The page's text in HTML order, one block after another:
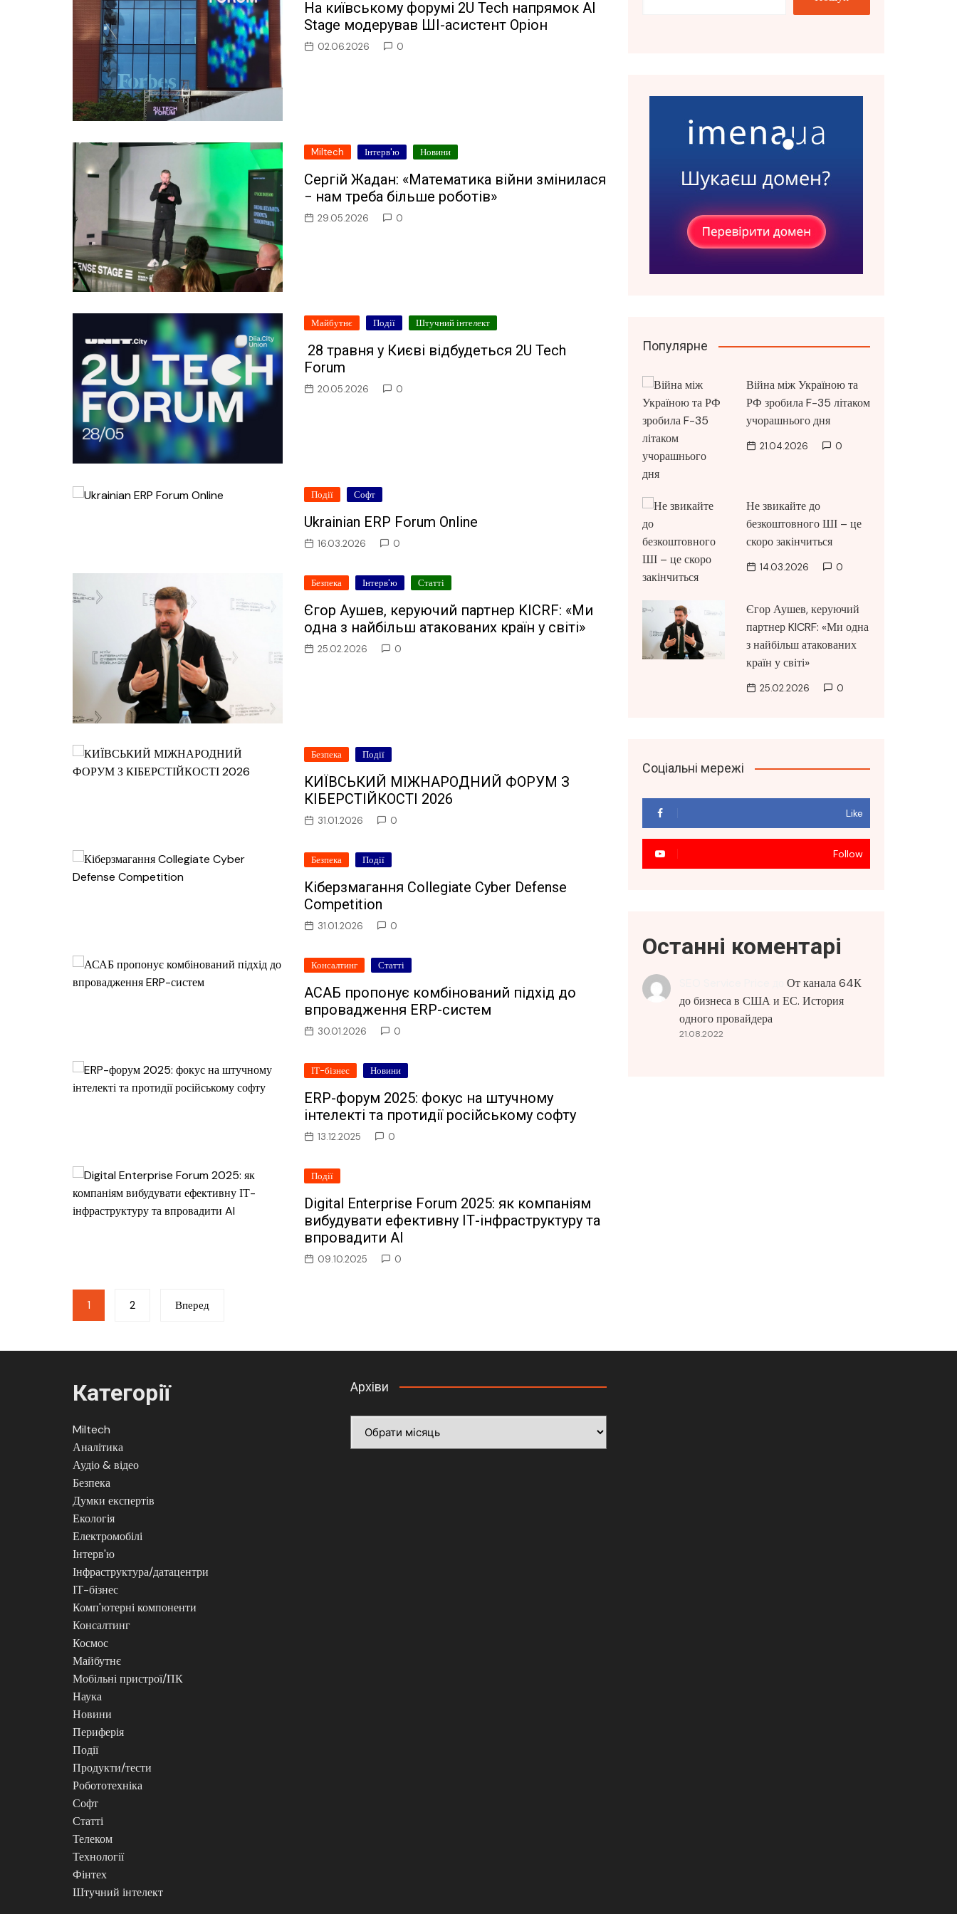
ІТ-бізнес
Консалтинг
Майбутнє
Мобільні пристрої/ПК
Периферія
Телеком
Технології
Фінтех
На київському форумі 2U Tech напрямок AI
Stage модерував ШІ-асистент Оріон
02.06.2026 0
Miltech Інтерв'ю Новини
Сергій Жадан: «Математика війни змінилася
− нам треба більше роботів»
29.05.2026 0
Майбутнє Події Штучний інтелект
28 травня у Києві відбудеться 2U Tech
Forum
20.05.2026 0
Події Софт
Ukrainian ERP Forum Online
16.03.2026 0
Безпека Інтерв'ю Статті
Єгор Аушев, керуючий партнер KICRF: «Ми
одна з найбільш атакованих країн у світі»
25.02.2026 0
Безпека Події
КИЇВСЬКИЙ МІЖНАРОДНИЙ ФОРУМ З
КІБЕРСТІЙКОСТІ 2026
31.01.2026 0
Безпека Події
Кіберзмагання Collegiate Cyber Defense
Competition
31.01.2026 0
Консалтинг Статті
АСАБ пропонує комбінований підхід до
впровадження ERP-систем
30.01.2026 0
ІТ-бізнес Новини
ERP-форум 2025: фокус на штучному
інтелекті та протидії російському софту
13.12.2025 0
Події
Digital Enterprise Forum 2025: як компаніям
вибудувати ефективну ІТ-інфраструктуру та
впровадити AI
09.10.2025 0
Пагінація
записів
1 2 Вперед
Популярне
Війна між Україною та
РФ зробила F-35 літаком
учорашнього дня
21.04.2026 0
Не звикайте до
безкоштовного ШІ – це
скоро закінчиться
14.03.2026 0
Єгор Аушев, керуючий
партнер KICRF: «Ми одна
з найбільш атакованих
країн у світі»
25.02.2026 0
Соціальні мережі
Like
Follow
Останні коментарі
От канала 64К
до бизнеса в США и ЕС. История
одного провайдера
21.08.2022
Категорії
Miltech
Аналітика
Аудіо & відео
Безпека
Думки експертів
Екологія
Електромобілі
Інтерв'ю
Інфраструктура/датацентри
ІТ-бізнес
Комп'ютерні компоненти
Консалтинг
Космос
Майбутнє
Мобільні пристрої/ПК
Наука
Новини
Периферія
Події
Продукти/тести
Робототехніка
Софт
Статті
Телеком
Технології
Фінтех
Штучний інтелект
Архіви